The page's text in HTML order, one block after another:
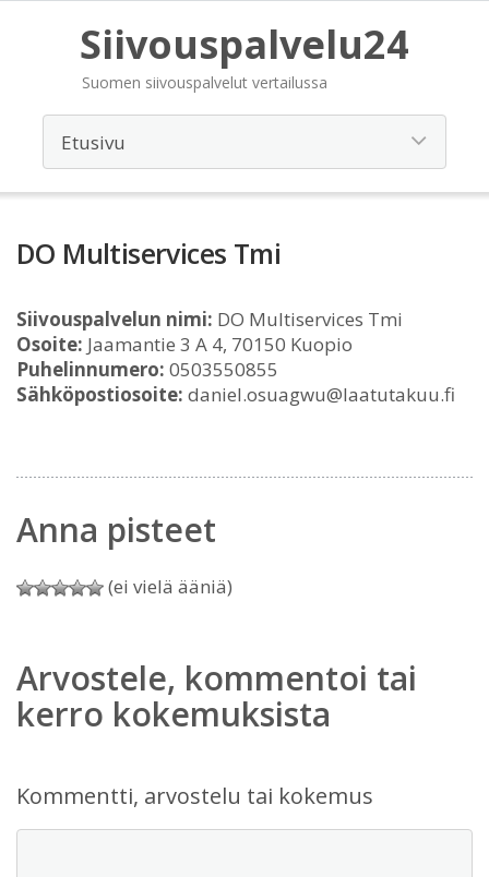
Siivouspalvelu24
Suomen siivouspalvelut vertailussa
DO Multiservices Tmi
Siivouspalvelun nimi: DO Multiservices Tmi
Osoite: Jaamantie 3 A 4, 70150 Kuopio
Puhelinnumero: 0503550855
Sähköpostiosoite: daniel.osuagwu@laatutakuu.fi
Anna pisteet
(ei vielä ääniä)
Arvostele, kommentoi tai
kerro kokemuksista
Kommentti, arvostelu tai kokemus